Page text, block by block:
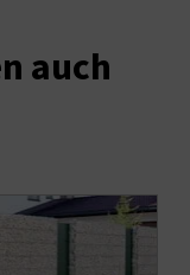
auch